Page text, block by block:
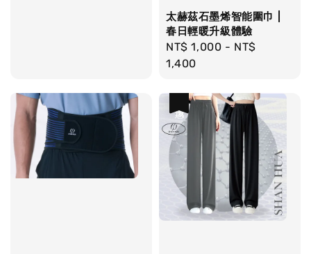
太赫茲石墨烯智能圍巾 |
春日輕暖升級體驗
Regular
price
NT$ 1,000 - NT$
1,400